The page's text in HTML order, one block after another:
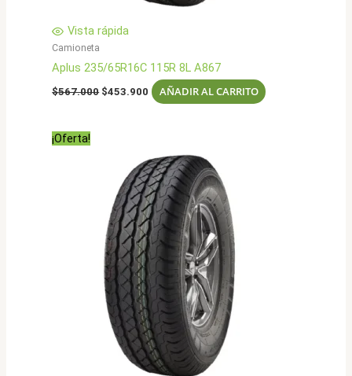
Vista rápida
Camioneta
Aplus 235/65R16C 115R 8L A867
$567.000 El
$453.900 El
precio
AÑADIR AL CARRITO
¡Oferta!